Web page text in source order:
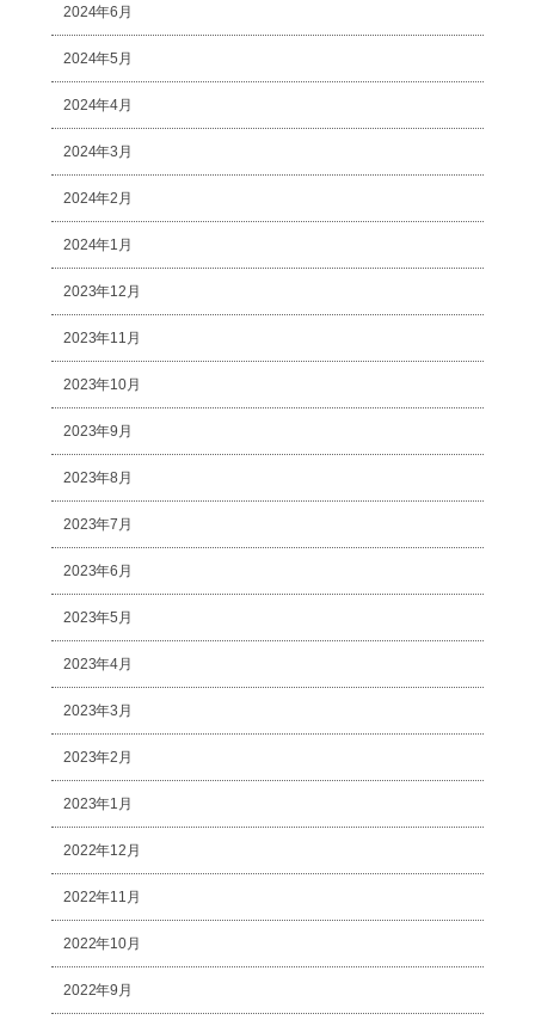
2024年6月
2024年5月
2024年4月
2024年3月
2024年2月
2024年1月
2023年12月
2023年11月
2023年10月
2023年9月
2023年8月
2023年7月
2023年6月
2023年5月
2023年4月
2023年3月
2023年2月
2023年1月
2022年12月
2022年11月
2022年10月
2022年9月